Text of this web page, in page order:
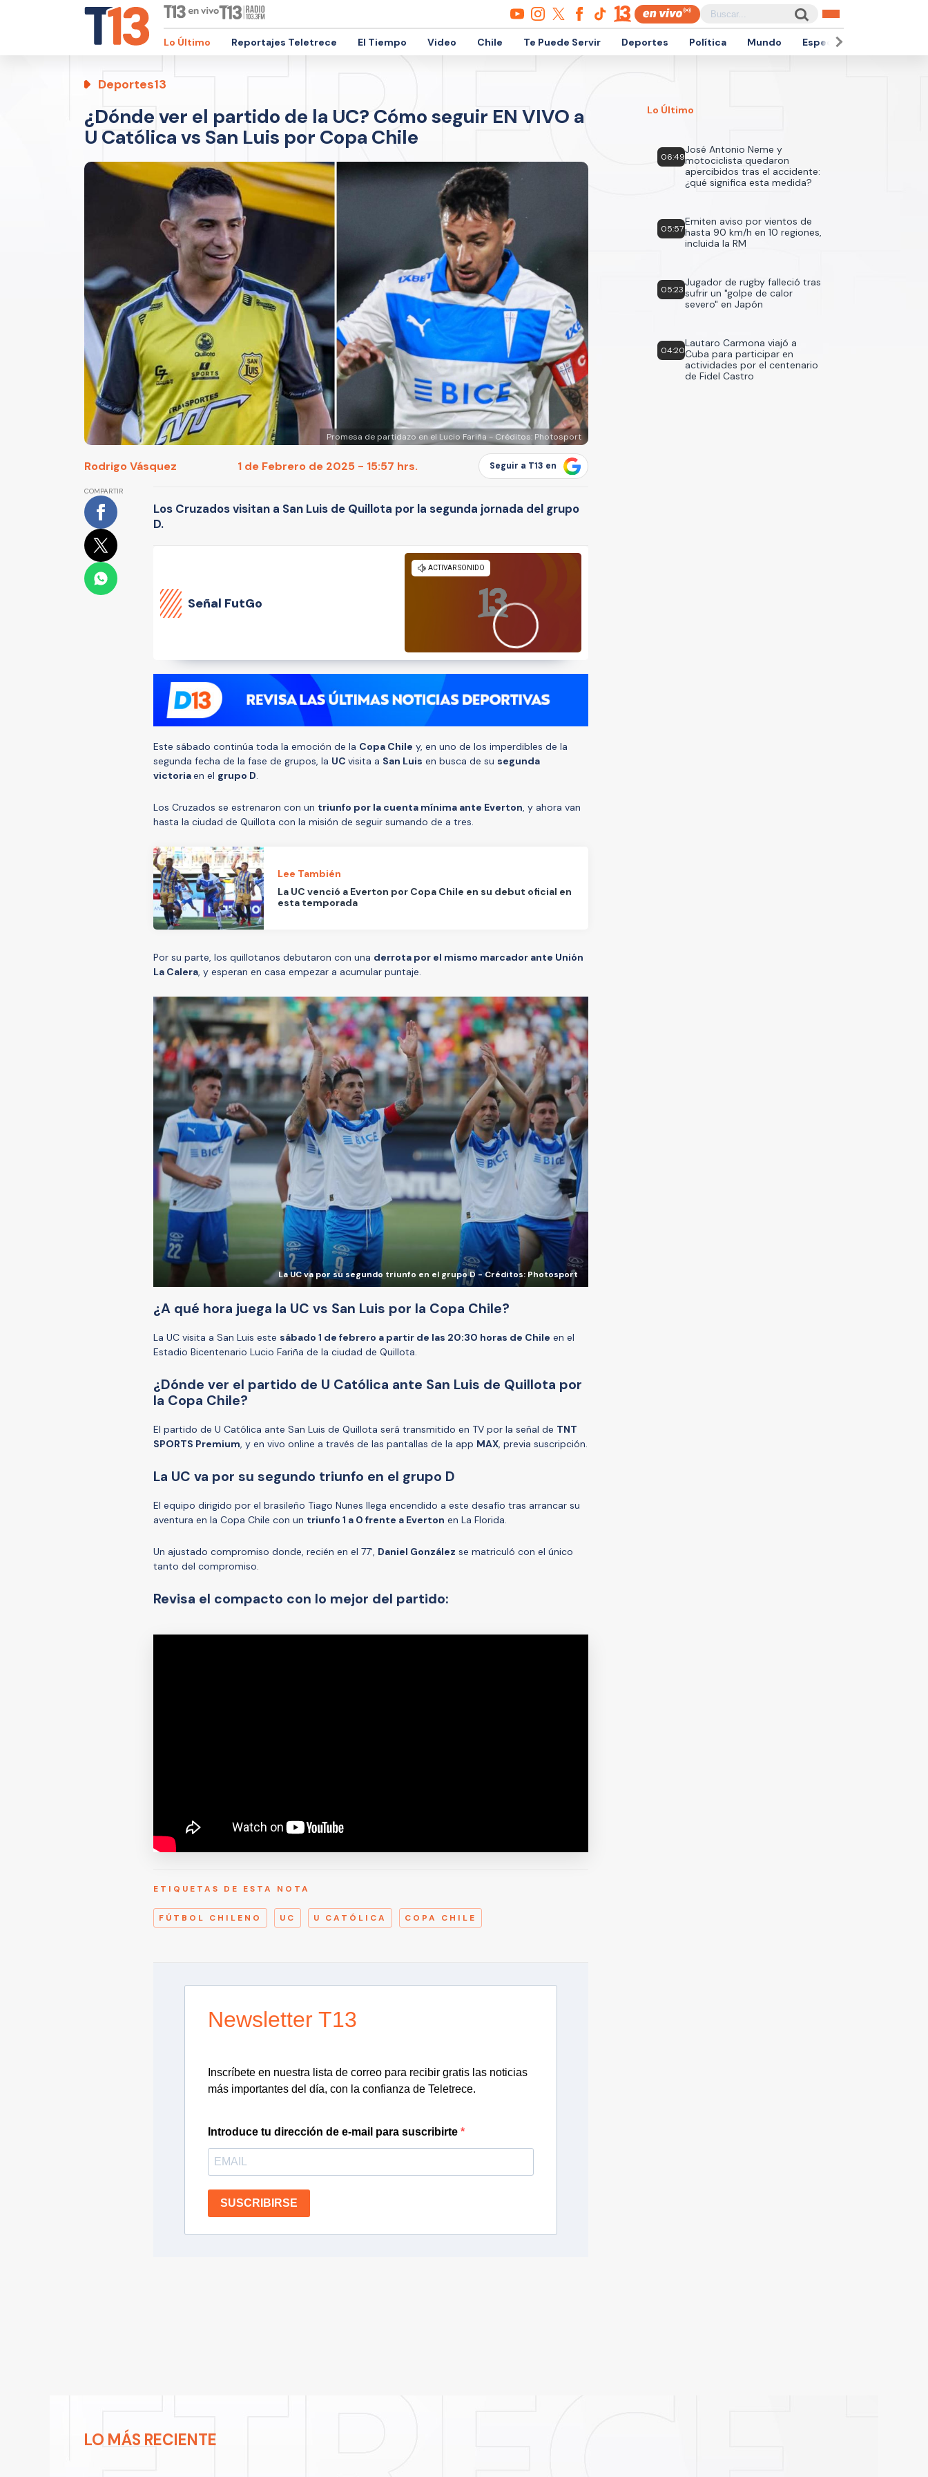
Lo Último Reportajes Teletrece El Tiempo Video Chile Te Puede Servir Deportes Política Mundo Espectáculos
Deportes13
¿Dónde ver el partido de la UC? Cómo seguir EN VIVO a
U Católica vs San Luis por Copa Chile
Promesa de partidazo en el Lucio Fariña - Créditos: Photosport
Rodrigo Vásquez 1 de Febrero de 2025 - 15:57 hrs. Seguir a T13 en
COMPARTIR
Los Cruzados visitan a San Luis de Quillota por la segunda jornada del grupo
D.
Señal FutGo
Este sábado continúa toda la emoción de la Copa Chile y, en uno de los imperdibles de la
segunda fecha de la fase de grupos, la UC visita a San Luis en busca de su segunda
victoriaen el grupo D.
Los Cruzados se estrenaron con un triunfo por la cuenta mínima ante Everton, y ahora van
hasta la ciudad de Quillota con la misión de seguir sumando de a tres.
Lee También
La UC venció a Everton por Copa Chile en su debut oficial en
esta temporada
Por su parte, los quillotanos debutaron con una derrota por el mismo marcador ante Unión
La Calera, y esperan en casa empezar a acumular puntaje.
La UC va por su segundo triunfo en el grupo D - Créditos: Photosport
¿A qué hora juega la UC vs San Luis por la Copa Chile?
La UC visita a San Luis este sábado 1 de febrero a partir de las 20:30 horas de Chile en el
Estadio Bicentenario Lucio Fariña de la ciudad de Quillota.
¿Dónde ver el partido de U Católica ante San Luis de Quillota por
la Copa Chile?
El partido de U Católica ante San Luis de Quillota será transmitido en TV por la señal de TNT
SPORTS Premium , y en vivo online a través de las pantallas de la app MAX , previa suscripción.
La UC va por su segundo triunfo en el grupo D
El equipo dirigido por el brasileño Tiago Nunes llega encendido a este desafío tras arrancar su
aventura en la Copa Chile con un triunfo 1 a 0 frente a Everton en La Florida.
Un ajustado compromiso donde, recién en el 77', Daniel González se matriculó con el único
tanto del compromiso.
Revisa el compacto con lo mejor del partido:
ETIQUETAS DE ESTA NOTA
FÚTBOL CHILENO UC U CATÓLICA COPA CHILE
Newsletter T13
Inscríbete en nuestra lista de correo para recibir gratis las noticias
más importantes del día, con la confianza de Teletrece.
Introduce tu dirección de e-mail para suscribirte
SUSCRIBIRSE
Lo Último
06:49
José Antonio Neme y
motociclista quedaron
apercibidos tras el accidente:
¿qué significa esta medida?
05:57
Emiten aviso por vientos de
hasta 90 km/h en 10 regiones,
incluida la RM
05:23
Jugador de rugby falleció tras
sufrir un "golpe de calor
severo" en Japón
04:20
Lautaro Carmona viajó a
Cuba para participar en
actividades por el centenario
de Fidel Castro
LO MÁS RECIENTE